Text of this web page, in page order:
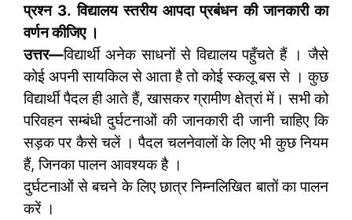
प्रश्न 3. विद्यालय स्तरीय आपदा प्रबंधन की जानकारी का
वर्णन कीजिए ।
उत्तर—विद्यार्थी अनेक साधनों से विद्यालय पहुँचते हैं । जैसे
कोई अपनी सायकिल से आता है तो कोई स्कलू बस से । कुछ
विद्यार्थी पैदल ही आते हैं, खासकर ग्रामीण क्षेत्रां में। सभी को
परिवहन सम्बंधी दुर्घटनाओं की जानकारी दी जानी चाहिए कि
सड़क पर कैसे चलें । पैदल चलनेवालों के लिए भी कुछ नियम
हैं, जिनका पालन आवश्यक है ।
दुर्घटनाओं से बचने के लिए छात्र निम्नलिखित बातों का पालन
करें ।